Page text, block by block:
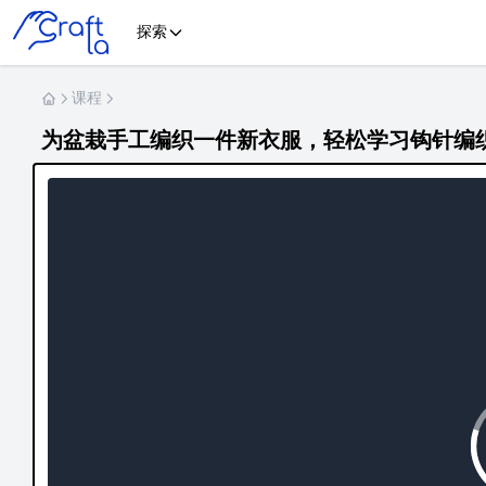
探索
课程
为盆栽手工编织一件新衣服，轻松学习钩针编